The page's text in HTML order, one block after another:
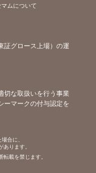
マムについて
証グロース上場）の運
切な取扱いを行う事業
ーマークの付与認定を
合に、
ります。
載を禁じます。